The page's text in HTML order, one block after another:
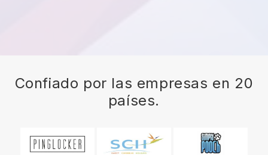
Confiado por las empresas en 20
países.